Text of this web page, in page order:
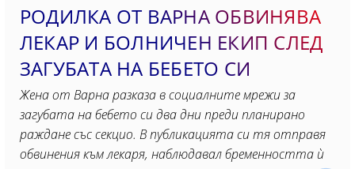
РОДИЛКА ОТ ВАРНА ОБВИНЯВА
ЛЕКАР И БОЛНИЧЕН ЕКИП СЛЕД
ЗАГУБАТА НА БЕБЕТО СИ
Жена от Варна разказа в социалните мрежи за
загубата на бебето си два дни преди планирано
раждане със секцио. В публикацията си тя отправя
обвинения към лекаря, наблюдавал бременността ѝ